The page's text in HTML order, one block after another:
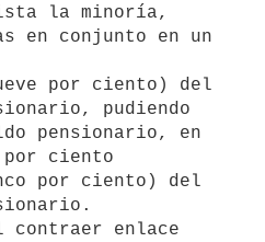
en conjunto en un
pudiendo
ciento
contraer enlace